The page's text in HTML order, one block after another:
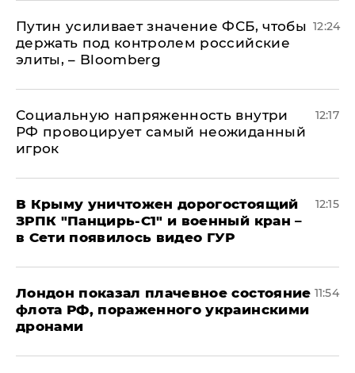
Путин усиливает значение ФСБ, чтобы
держать под контролем российские
элиты, – Bloomberg
12:24
Социальную напряженность внутри
РФ провоцирует самый неожиданный
игрок
12:17
В Крыму уничтожен дорогостоящий
ЗРПК "Панцирь-С1" и военный кран –
в Сети появилось видео ГУР
12:15
Лондон показал плачевное состояние
флота РФ, пораженного украинскими
дронами
11:54